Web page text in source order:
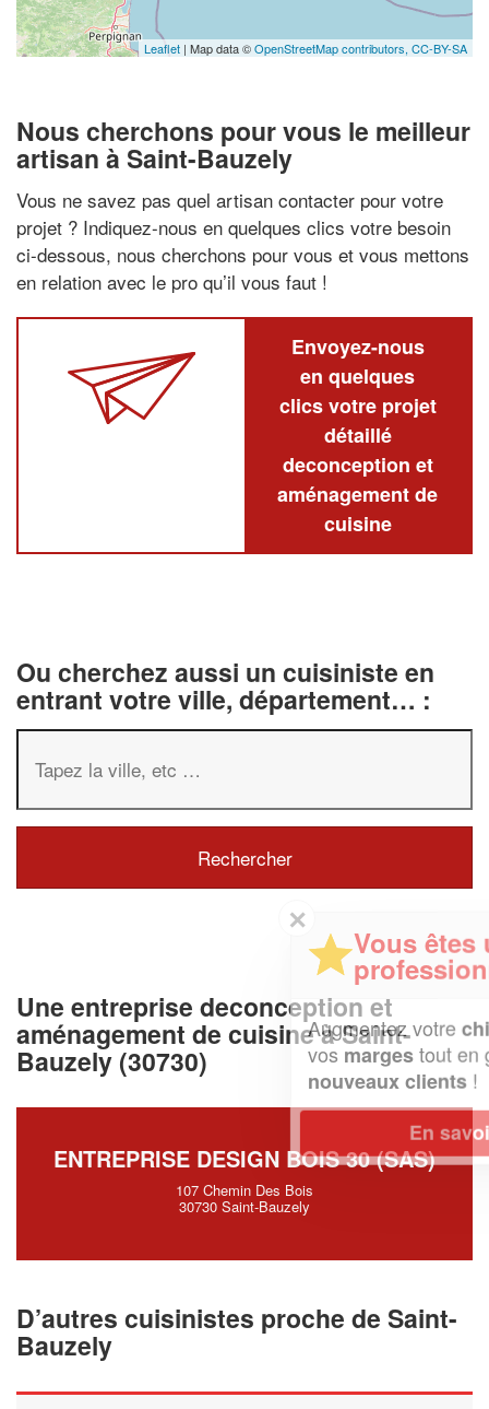
Leaflet | Map data ©OpenStreetMap contributors, CC-BY-SA
Nous cherchons pour vous le meilleur
artisan à Saint-Bauzely
Vous ne savez pas quel artisan contacter pour votre
projet ? Indiquez-nous en quelques clics votre besoin
ci-dessous, nous cherchons pour vous et vous mettons
en relation avec le pro qu’il vous faut !
Envoyez-nous
en quelques
clics votre projet
détaillé
deconception et
aménagement de
cuisine
Ou cherchez aussi un cuisiniste en
entrant votre ville, département… :
Une entreprise deconception et
aménagement de cuisine à Saint-
Bauzely (30730)
ENTREPRISE DESIGN BOIS 30 (SAS)
107 Chemin Des Bois
30730 Saint-Bauzely
D’autres cuisinistes proche de Saint-
Bauzely
Vous êtes un
professionnel ?
Augmentez votrechiffre d'affaireset
vosmarges
tout en gagnant de
nouveaux clients